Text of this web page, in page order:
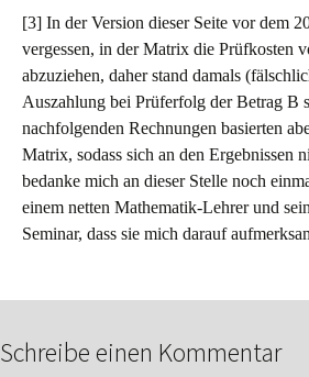
[3] In der Version dieser Seite vor dem
vergessen, in der Matrix die Prüfkosten
abzuziehen, daher stand damals
Auszahlung bei Prüferfolg der Betrag B
nachfolgenden Rechnungen basierten
Matrix, sodass sich an den Ergebnissen
bedanke mich an dieser Stelle noch
einem netten Mathematik-Lehrer und
Seminar, dass sie mich darauf
Schreibe einen Kommentar